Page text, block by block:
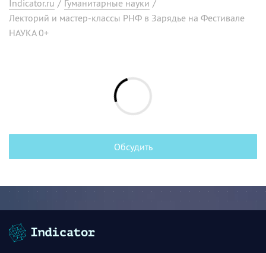
Indicator.ru / Гуманитарные науки /
Лекторий и мастер-классы РНФ в Зарядье на Фестивале
НАУКА 0+
Обсудить